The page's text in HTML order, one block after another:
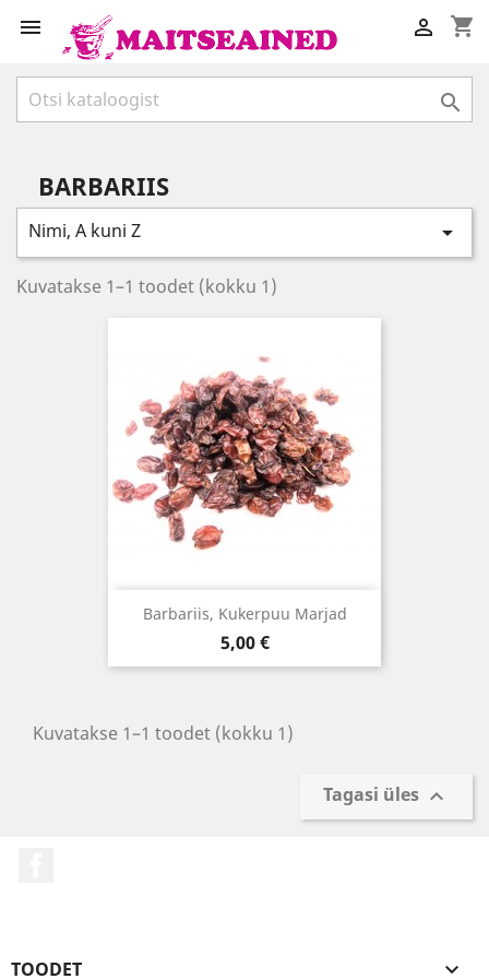
 shopping_cart


BARBARIIS
Nimi, A kuni Z 
Kuvatakse 1–1 toodet (kokku 1)
Barbariis, Kukerpuu Marjad
Hind
5,00 €
Kuvatakse 1–1 toodet (kokku 1)
Tagasi üles 
TOODET 